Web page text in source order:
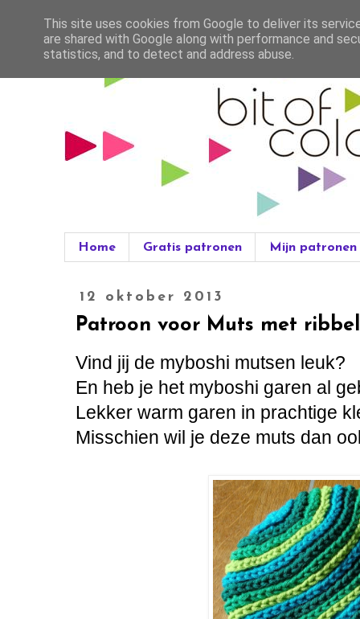
Home Gratis patronen Mijn patronen
12 oktober 2013
Patroon voor Muts met
Vind jij de myboshi mutsen leuk?
En heb je het myboshi garen al
Lekker warm garen in prachtige
Misschien wil je deze muts dan
This site uses cookies from Google to deliver its
are shared with Google along with performance and
statistics, and to detect and address abuse.